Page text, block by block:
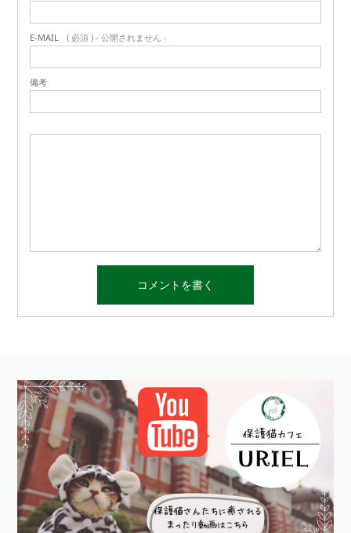
E-MAIL ( 必須 ) - 公開されません -
備考